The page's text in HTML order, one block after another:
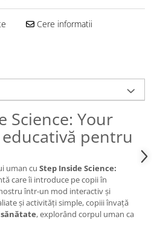
Cere informatii
Science: Your
pentru
uman cu Step Inside Science:
care îi introduce pe copii în
într-un mod interactiv și
și activități simple, copiii învață
, explorând corpul uman ca